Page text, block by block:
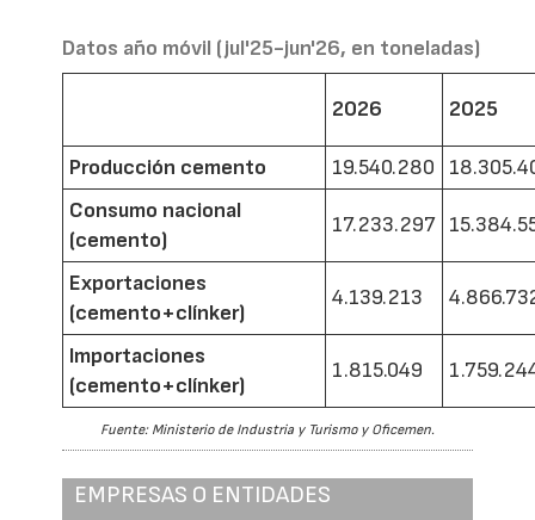
Datos año móvil (jul'25-jun'26, en toneladas)
2026 2025
Producción cemento 19.540.280
Consumo nacional
(cemento)
17.233.297
Exportaciones
(cemento+clínker)
4.139.213
Importaciones
(cemento+clínker)
1.815.049
Fuente: Ministerio de Industria y Turismo y Oficemen.
EMPRESAS O ENTIDADES